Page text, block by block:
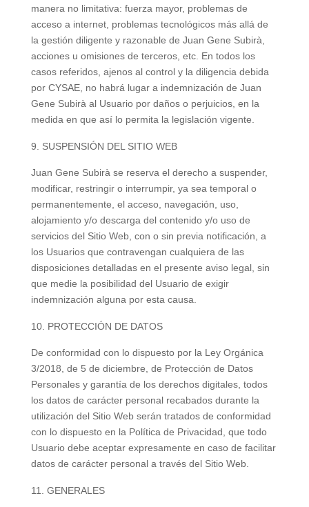
manera no limitativa: fuerza mayor, problemas de
acceso a internet, problemas tecnológicos más allá de
la gestión diligente y razonable de Juan Gene Subirà,
acciones u omisiones de terceros, etc. En todos los
casos referidos, ajenos al control y la diligencia debida
por CYSAE, no habrá lugar a indemnización de Juan
Gene Subirà al Usuario por daños o perjuicios, en la
medida en que así lo permita la legislación vigente.
SUSPENSIÓN DEL SITIO WEB
Juan Gene Subirà se reserva el derecho a suspender,
modificar, restringir o interrumpir, ya sea temporal o
permanentemente, el acceso, navegación, uso,
alojamiento y/o descarga del contenido y/o uso de
servicios del Sitio Web, con o sin previa notificación, a
los Usuarios que contravengan cualquiera de las
disposiciones detalladas en el presente aviso legal, sin
que medie la posibilidad del Usuario de exigir
indemnización alguna por esta causa.
PROTECCIÓN DE DATOS
De conformidad con lo dispuesto por la Ley Orgánica
3/2018, de 5 de diciembre, de Protección de Datos
Personales y garantía de los derechos digitales, todos
los datos de carácter personal recabados durante la
utilización del Sitio Web serán tratados de conformidad
con lo dispuesto en la Política de Privacidad, que todo
Usuario debe aceptar expresamente en caso de facilitar
datos de carácter personal a través del Sitio Web.
GENERALES